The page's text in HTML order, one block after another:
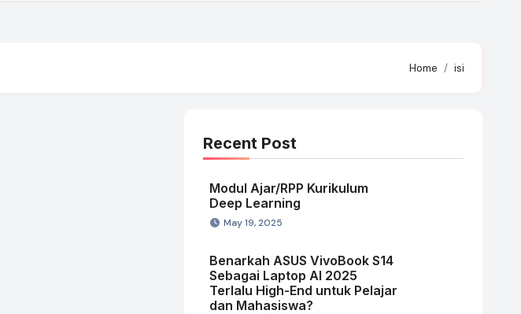
Home isi
Recent Post
Modul Ajar/RPP Kurikulum
Deep Learning
May 19, 2025
Benarkah ASUS VivoBook S14
Sebagai Laptop AI 2025
Terlalu High-End untuk Pelajar
dan Mahasiswa?